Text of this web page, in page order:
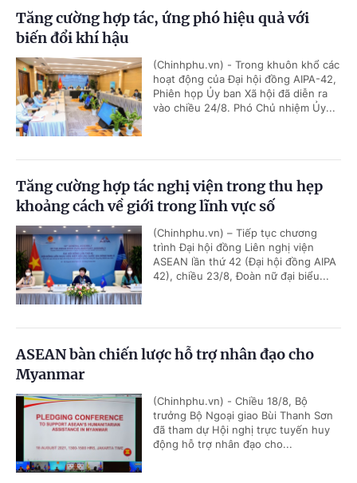
Tăng cường hợp tác, ứng phó hiệu quả với
biến đổi khí hậu
(Chinhphu.vn) - Trong khuôn khổ các
hoạt động của Đại hội đồng AIPA-42,
Phiên họp Ủy ban Xã hội đã diễn ra
vào chiều 24/8. Phó Chủ nhiệm Ủy...
Tăng cường hợp tác nghị viện trong thu hẹp
khoảng cách về giới trong lĩnh vực số
(Chinhphu.vn) – Tiếp tục chương
trình Đại hội đồng Liên nghị viện
ASEAN lần thứ 42 (Đại hội đồng AIPA
42), chiều 23/8, Đoàn nữ đại biểu...
ASEAN bàn chiến lược hỗ trợ nhân đạo cho
Myanmar
(Chinhphu.vn) - Chiều 18/8, Bộ
trưởng Bộ Ngoại giao Bùi Thanh Sơn
đã tham dự Hội nghị trực tuyến huy
động hỗ trợ nhân đạo cho...